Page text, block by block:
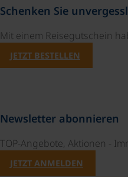
Schenken Sie
Mit einem Reisegutschein
JETZT BESTELLEN
Newsletter abonnieren
TOP-Angebote, Aktionen -
JETZT ANMELDEN